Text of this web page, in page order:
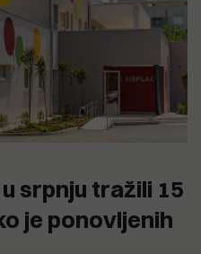
srpnju tražili 15
je ponovljenih